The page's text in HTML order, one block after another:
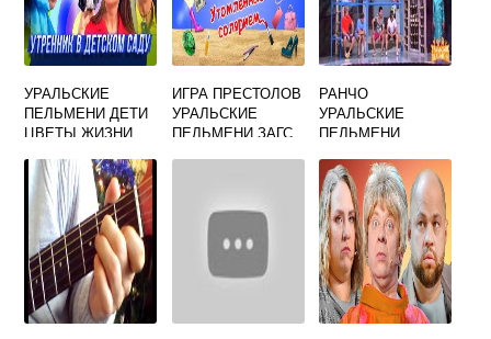
УРАЛЬСКИЕ
ПЕЛЬМЕНИ ДЕТИ
ЦВЕТЫ ЖИЗНИ
ИГРА ПРЕСТОЛОВ
УРАЛЬСКИЕ
ПЕЛЬМЕНИ ЗАГС
РАНЧО
УРАЛЬСКИЕ
ПЕЛЬМЕНИ